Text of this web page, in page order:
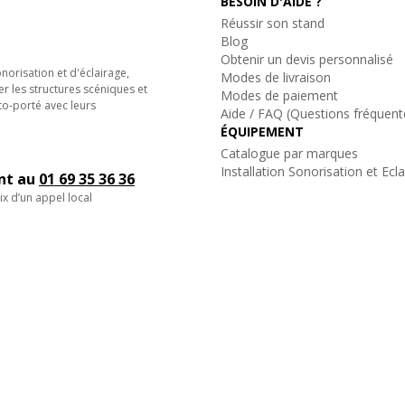
et d'éclairage,
les structures scéniques et
porté avec leurs
au 01 69 35 36 36
d’un appel local
Réussir son stand
Blog
Obtenir un devis personnalisé
Modes de livraison
Modes de paiement
Aide / FAQ (Questions
ÉQUIPEMENT
Catalogue par marques
Installation Sonorisation et